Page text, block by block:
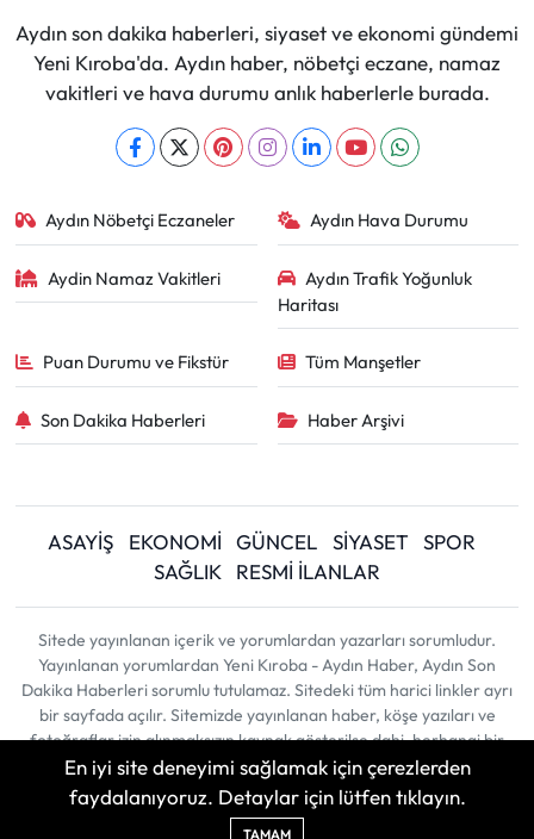
Aydın son dakika haberleri, siyaset ve ekonomi gündemi
Yeni Kıroba'da. Aydın haber, nöbetçi eczane, namaz
vakitleri ve hava durumu anlık haberlerle burada.
Aydın Nöbetçi Eczaneler Aydın Hava Durumu
Aydin Namaz Vakitleri
Aydın Trafik Yoğunluk
Haritası
Puan Durumu ve Fikstür Tüm Manşetler
Son Dakika Haberleri Haber Arşivi
ASAYİŞ EKONOMİ GÜNCEL SİYASET
SPOR
SAĞLIK
RESMİ İLANLAR
Sitede yayınlanan içerik ve yorumlardan yazarları sorumludur.
Yayınlanan yorumlardan Yeni Kıroba - Aydın Haber, Aydın Son
Dakika Haberleri sorumlu tutulamaz. Sitedeki tüm harici linkler ayrı
bir sayfada açılır. Sitemizde yayınlanan haber, köşe yazıları ve
fotoğraflar izin alınmaksızın kaynak gösterilse dahi, herhangi bir
ortamda kullanılamaz ve yayınlanamaz
| Copyright © 2026
En iyi site deneyimi sağlamak için çerezlerden
faydalanıyoruz. Detaylar için lütfen tıklayın.
TAMAM